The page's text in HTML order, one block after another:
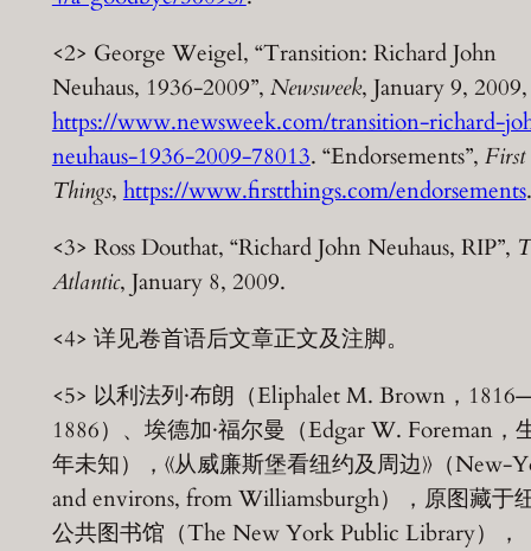
<2> George Weigel, “Transition: Richard John
Neuhaus, 1936-2009”, Newsweek, January 9, 2009,
https://www.newsweek.com/transition-richard-
neuhaus-1936-2009-78013. “Endorsements”, First
Things, https://www.firstthings.com/endorsements.
<3> Ross Douthat, “Richard John Neuhaus, RIP”,
Atlantic, January 8, 2009.
<4> 详见卷首语后文章正文及注脚。
<5> 以利法列·布朗（Eliphalet M. Brown，
1886）、埃德加·福尔曼（Edgar W. Foreman，
年未知），《从威廉斯堡看纽约及周边》（New-
and environs, from Williamsburgh），原图藏于
公共图书馆（The New York Public Library），